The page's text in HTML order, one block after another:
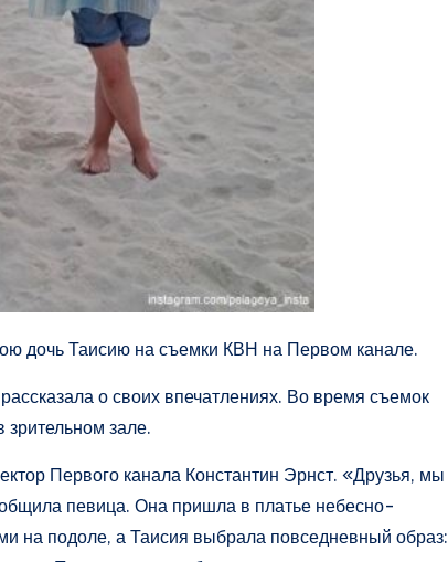
дочь Таисию на съемки КВН на Первом канале.
о своих впечатлениях. Во время съемок
зале.
Первого канала Константин Эрнст. «Друзья, мы
певица. Она пришла в платье небесно-
на подоле, а Таисия выбрала повседневный образ: